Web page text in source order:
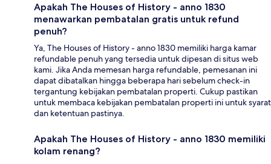
Apakah The Houses of History - anno 1830
menawarkan pembatalan gratis untuk refund
penuh?
Ya, The Houses of History - anno 1830 memiliki harga kamar
refundable penuh yang tersedia untuk dipesan di situs web
kami. Jika Anda memesan harga refundable, pemesanan ini
dapat dibatalkan hingga beberapa hari sebelum check-in
tergantung kebijakan pembatalan properti. Cukup pastikan
untuk membaca kebijakan pembatalan properti ini untuk syarat
dan ketentuan pastinya.
Apakah The Houses of History - anno 1830 memiliki
kolam renang?